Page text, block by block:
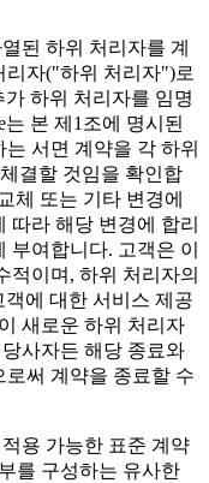
된 하위 처리자를 계
리자("하위 처리자")로
가 하위 처리자를 임명
는 본 제1조에 명시된
서면 계약을 각 하위
결할 것임을 확인합
체 또는 기타 변경에
따라 해당 변경에 합리
여합니다. 고객은 이
적이며, 하위 처리자의
객에 대한 서비스 제공
새로운 하위 처리자
사자든 해당 종료와
써 계약을 종료할 수
용 가능한 표준 계약
를 구성하는 유사한